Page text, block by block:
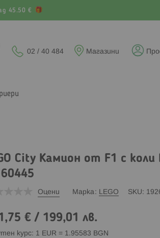
45.50 €
Магазини
02 / 40 484
City Камион от F1 с
Оцени Марка LEGO SKU
€/ 199,01 лв.
курс: 1 EUR = 1.95583 BGN